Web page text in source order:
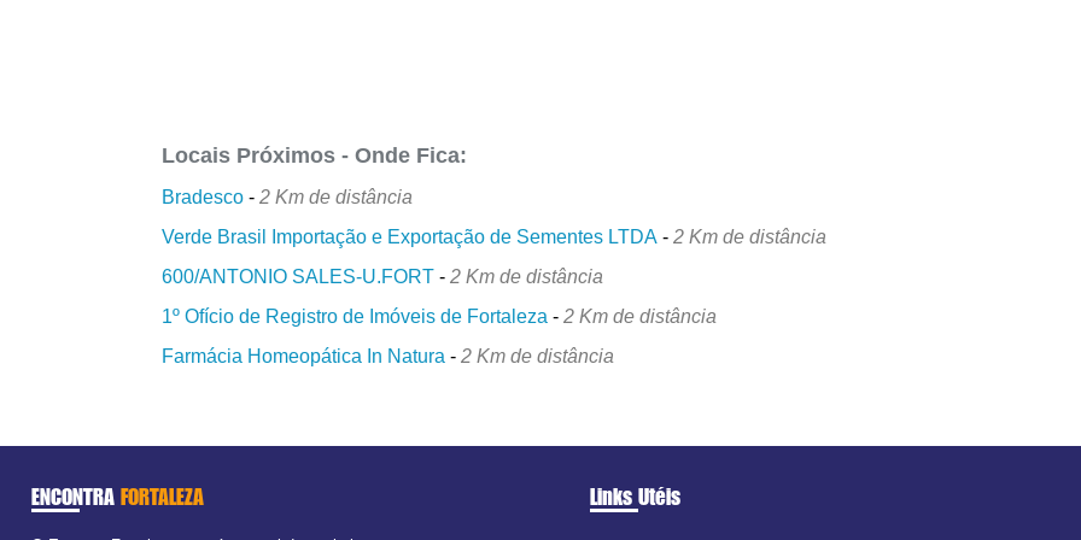
Locais Próximos - Onde Fica:
Bradesco -2 Km de distância
Verde Brasil Importação e Exportação de Sementes LTDA -2 Km de distância
600/ANTONIO SALES-U.FORT -2 Km de distância
1º Ofício de Registro de Imóveis de Fortaleza -2 Km de distância
Farmácia Homeopática In Natura -2 Km de distância
ENCONTRA FORTALEZA Links Utéis